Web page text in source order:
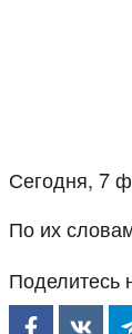
Сегодня, 7
По их
Поделитесь